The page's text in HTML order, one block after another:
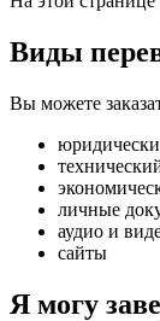
Виды
Вы можете
личные
аудио и
сайты
Я могу